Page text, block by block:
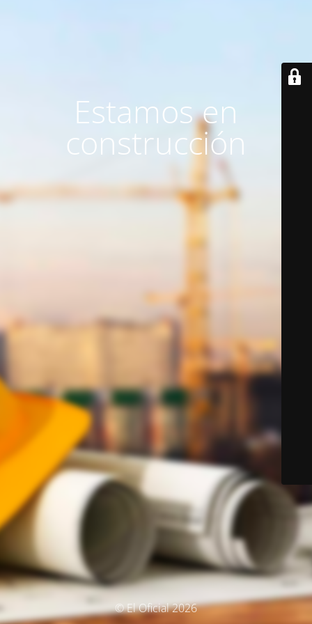
Estamos en
construcción
© El Oficial 2026